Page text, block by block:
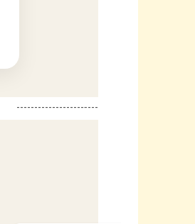
---‐-------------------